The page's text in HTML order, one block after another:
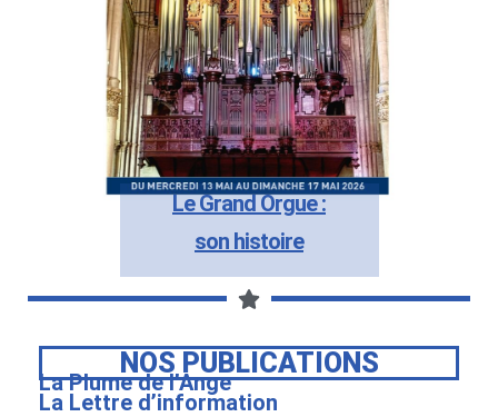
Le Grand Orgue :
son histoire
NOS PUBLICATIONS
La Plume de l’Ange
La Lettre d’information